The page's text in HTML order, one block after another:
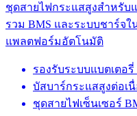
ชุดสายไฟกระแสสูงสำหรับ
รวม BMS และระบบชาร์จ
แพลตฟอร์มอัตโนมัติ
รองรับระบบแบตเตอรี่
บัสบาร์กระแสสูงต่อเนื่
ชุดสายไฟเซ็นเซอร์